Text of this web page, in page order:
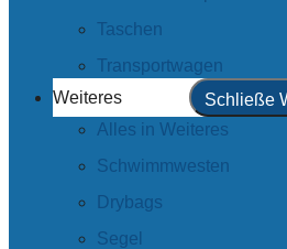
Taschen
Transportwagen
Weiteres
Schließe
Alles in Weiteres
Schwimmwesten
Drybags
Segel